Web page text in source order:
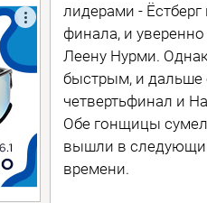
лидерами -
финала, и
Леену Нурми.
быстрым, и дальше
четвертьфинал и
Обе гонщицы
вышли в
времени.